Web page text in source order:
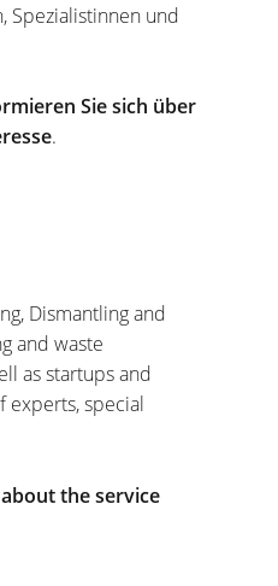
Spezialistinnen und
Sie sich über
.
Dismantling and
and waste
as startups and
experts, special
the service